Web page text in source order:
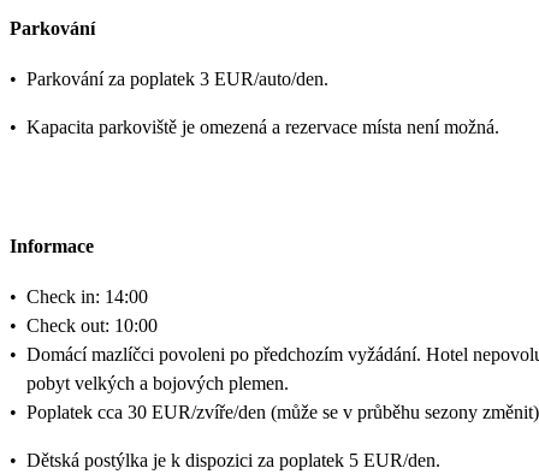
Parkování
• Parkování za poplatek 3 EUR/auto/den.
• Kapacita parkoviště je omezená a rezervace místa není možná.
Informace
• Check in: 14:00
• Check out: 10:00
• Domácí mazlíčci povoleni po předchozím vyžádání. Hotel
pobyt velkých a bojových plemen.
• Poplatek cca 30 EUR/zvíře/den (může se v průběhu sezony změnit)
• Dětská postýlka je k dispozici za poplatek 5 EUR/den.